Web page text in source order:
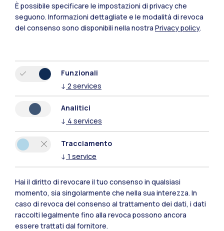
Polimi Community
Tutti i siti dell’ecosistema
Residenze Frontiere
È possibile specificare le impostazioni di privacy che
seguono. Informazioni dettagliate e le modalità di revoca
del consenso sono disponibili nella nostra Privacy policy.
Funzionali
↓ 2 services
Analitici
↓ 4 services
Tracciamento
↓ 1 service
Hai il diritto di revocare il tuo consenso in qualsiasi
momento, sia singolarmente che nella sua interezza. In
caso di revoca del consenso al trattamento dei dati, i dati
raccolti legalmente fino alla revoca possono ancora
essere trattati dal fornitore.